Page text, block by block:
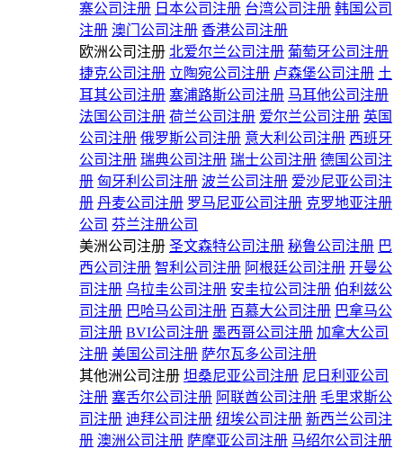
寨公司注册 日本公司注册 台湾公司注册 韩国公司
注册 澳门公司注册 香港公司注册
欧洲公司注册 北爱尔兰公司注册 葡萄牙公司注册
捷克公司注册 立陶宛公司注册 卢森堡公司注册 土
耳其公司注册 塞浦路斯公司注册 马耳他公司注册
法国公司注册 荷兰公司注册 爱尔兰公司注册 英国
公司注册 俄罗斯公司注册 意大利公司注册 西班牙
公司注册 瑞典公司注册 瑞士公司注册 德国公司注
册 匈牙利公司注册 波兰公司注册 爱沙尼亚公司注
册 丹麦公司注册 罗马尼亚公司注册 克罗地亚注册
公司 芬兰注册公司
美洲公司注册 圣文森特公司注册 秘鲁公司注册 巴
西公司注册 智利公司注册 阿根廷公司注册 开曼公
司注册 乌拉圭公司注册 安圭拉公司注册 伯利兹公
司注册 巴哈马公司注册 百慕大公司注册 巴拿马公
司注册 BVI公司注册 墨西哥公司注册 加拿大公司
注册 美国公司注册 萨尔瓦多公司注册
其他洲公司注册 坦桑尼亚公司注册 尼日利亚公司
注册 塞舌尔公司注册 阿联酋公司注册 毛里求斯公
司注册 迪拜公司注册 纽埃公司注册 新西兰公司注
册 澳洲公司注册 萨摩亚公司注册 马绍尔公司注册